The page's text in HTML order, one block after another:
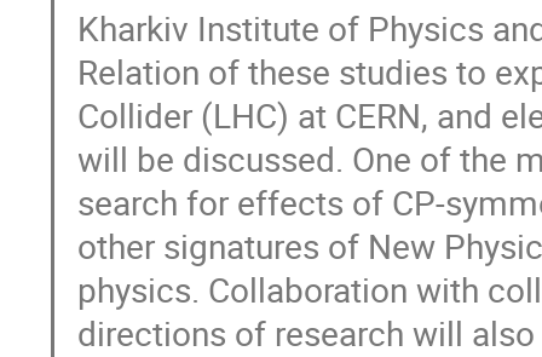
Kharkiv Institute of Physics
Relation of these studies to
Collider (LHC) at CERN, and
will be discussed. One of the
search for effects of CP-
other signatures of New
physics. Collaboration with
directions of research will